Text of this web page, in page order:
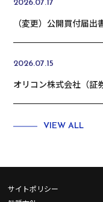
2026.07.17
2026.07.15
VIEW ALL
サイトポリシー